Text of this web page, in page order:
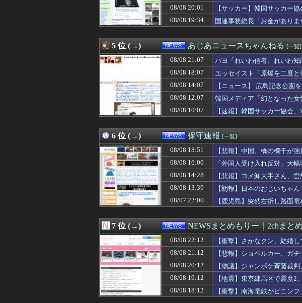
08/08 20:48
「神聖なる場所です」靖国神社、境内にお
08/08 20:46
マネー・ショートのバーリ氏、トランプ
08/08 20:40
【PICK】三峡ダム、豪雨で13基の水門を
08/08 20:35
なぜプーチンはウクライナ侵攻をやめられ
08/08 20:34
上場企業の事務系正社員な俺が質問に答える
08/08 20:33
【悲報】国税不祥事、「前例ない事態次
共産党「熊本地震救援募金のお願いをし
【画像】東京のライオンさん、溶ける
08/08 20:30
国税務署職員が1億円以上脱税ｗｗｗ
08/08 20:30
【セブンAIちいかわ】店頭POPが著作権
08/08 20:29
「外国人受け入れ反対」大幅増 東大調査
08/08 20:28
【英断】靖国神社、境内におけるコスプ
08/08 20:20
【動画】黒人系アイドルさん、リアルディ
08/08 20:20
【竹外交】米国は曖昧､韓国は冷ややか…
08/08 20:12
【物議】ジャンポケ斉藤裁判、被害女性
08/08 20:10
【概算要求】防衛費過去最大8.9兆円要求
08/08 20:10
【速報】中2男子、野球部の練習中に頭部
08/08 20:08
【動画】左翼さんが大絶賛する”人権大国
08/08 20:07
25歳年収400万。新築一戸建ての購入して
08/08 20:05
高市の消費税減税ちょっとひどいわ
08/08 20:05
【悲報】NISA口座2052万のうち「約4割が
08/08 20:01
【サッカー】韓国サッカー協会、性接待
08/08 20:00
数年前に「ひき肉です！」で一世を風靡し
08/08 20:00
【画像あり】NASAが開発、着るだけで瞬
08/08 20:00
【クレーマー】「研いでもらったら刃が
08/08 20:00
【自民】2年間限定の消費減税を事実上了
08/08 20:00
「神聖なる場所です」靖国神社、境内に
08/08 20:00
【画像】セブンイレブン、ついに神商品を
08/08 20:00
【鬼茶半額】HIKAKIN麦茶が69円投げ売
08/08 19:55
（ ´_ゝ`）東京新聞「小池都知事、今年も
08/08 20:01
【サッカー】韓国サッカー
08/08 19:34
国連事務総長「お金があり
5 位 (→) あじあニュースちゃんねる [一覧]
08/08 21:07
パヨ「れいわ信者、れいわ
08/08 18:07
エッセイスト「原爆を二度
08/08 14:07
【ニュース】 広島記念公園
08/08 12:07
韓国メディア「幻となった
08/08 10:07
【速報】韓国サッカー協会
6 位 (→) 保守速報 [一覧]
08/08 18:51
【悲報】中国、橋の欄干が
08/08 16:00
「外国人受け入れ反対」大
08/08 14:28
【悲報】コメ卸大手さん、
08/08 13:39
【朗報】日本のおじいちゃ
08/07 22:00
【鹿児島】突然右折し路面
7 位 (→) NEWSまとめもりー｜2chまと
08/08 22:12
【衝撃】さかなクン、結婚
08/08 21:12
【悲報】ショベルカー、ガ
08/08 20:12
【物議】ジャンポケ斉藤裁
08/08 19:12
【地震】東京練馬区で震度
08/08 18:12
【衝撃】南海電鉄がピニン